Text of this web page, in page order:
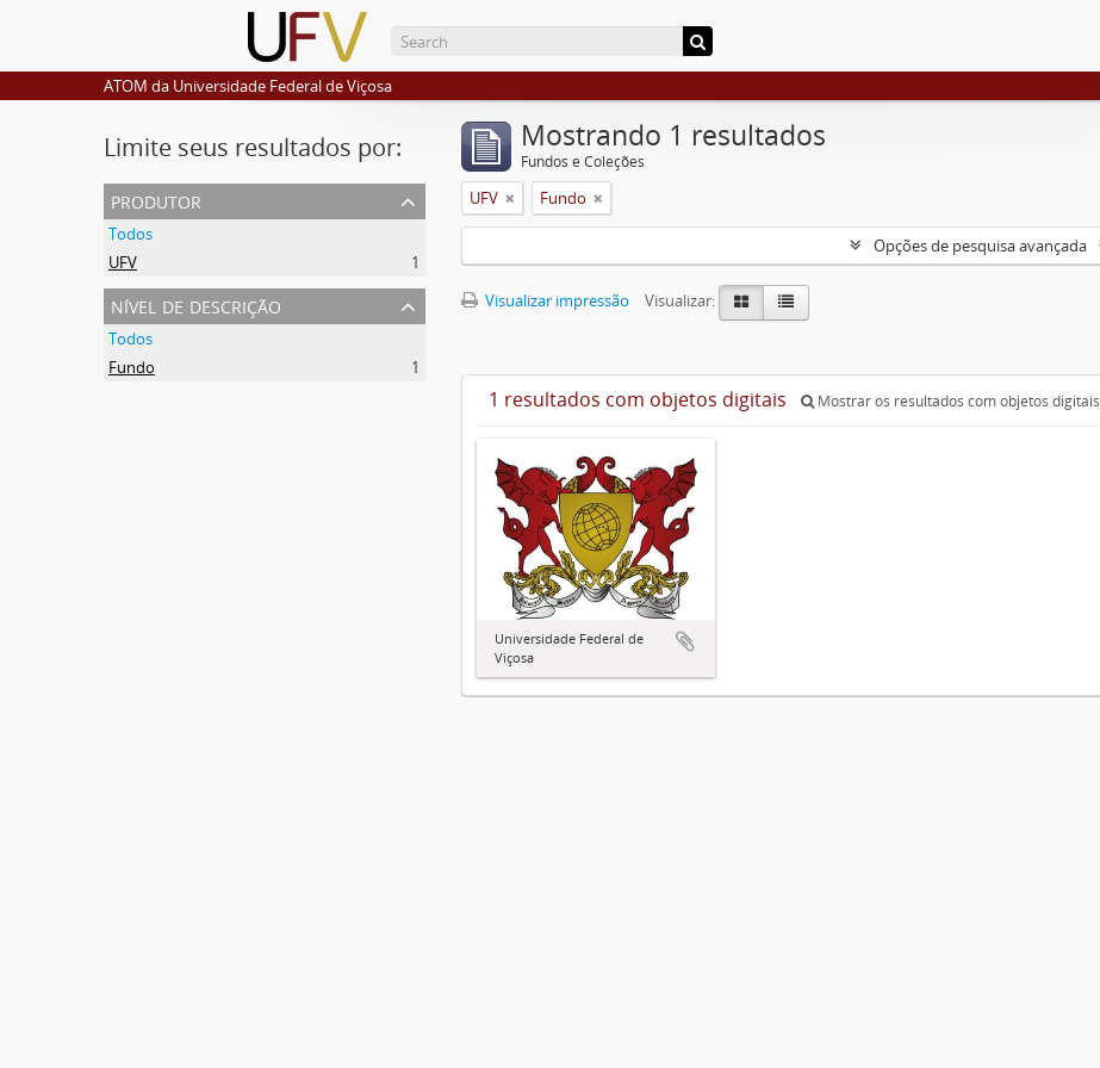
ATOM da Universidade Federal de Viçosa
Limite seus resultados por:
produtor
Todos
UFV
1
nível de descrição
Todos
Fundo
1
Mostrando 1 resultados
Fundos e Coleções
UFV Fundo
Opções de pesquisa avançada
Visualizar impressão
Visualizar:
1 resultados com objetos digitais Mostrar os resultados com objetos digitais
Universidade Federal de
Viçosa